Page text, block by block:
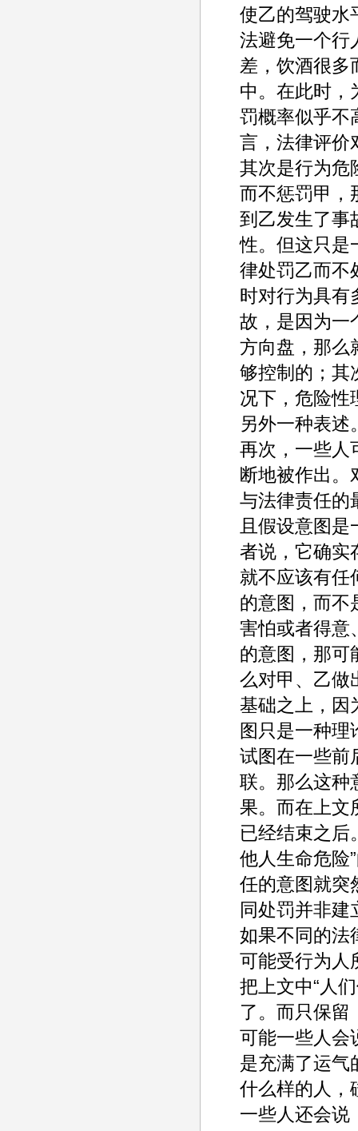
使乙的驾驶水
法避免一个行
差，饮酒很多
中。在此时，
罚概率似乎不
言，法律评价
其次是行为危
而不惩罚甲，
到乙发生了事
性。但这只是
律处罚乙而不
时对行为具有
故，是因为一
方向盘，那么
够控制的；其
况下，危险性
另外一种表述
再次，一些人
断地被作出。
与法律责任的
且假设意图
者说，它确实
就不应该有任
的意图，而不
害怕或者得意
的意图，那可
么对甲、乙做
基础之上，因
图只是一种理
试图在一些前
联。那么这种
果。而在上文
已经结束之后
他人生命危险
任的意图就突
同处罚并非建
如果不同的法
可能受行为人
把上文中“人
了。而只保留
可能一些人会
是充满了运气
什么样的人，
一些人还会说